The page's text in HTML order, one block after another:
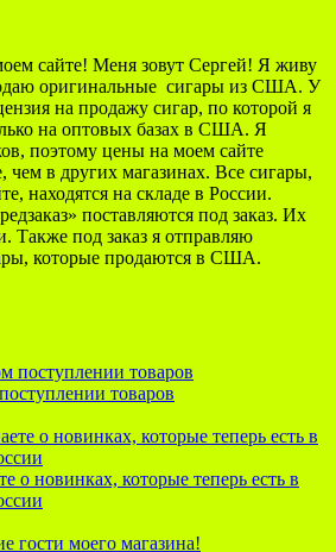
сайте! Меня зовут Сергей! Я живу
оригинальные сигары из США. У
на продажу сигар, по которой я
на оптовых базах в США. Я
поэтому цены на моем сайте
в других магазинах. Все сигары,
находятся на складе в России.
поставляются под заказ. Их
Также под заказ я отправляю
которые продаются в США.
товаров
о новинках, которые теперь есть в